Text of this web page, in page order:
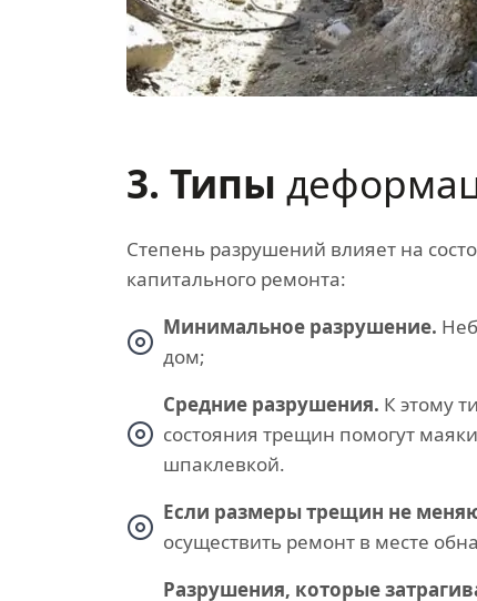
3. Типы
Степень разрушений влияет на
капитального ремонта:
Минимальное разрушение.
дом;
Средние разрушения. К этому
состояния трещин помогут
шпаклевкой.
Если размеры трещин не
осуществить ремонт в месте
Разрушения, которые